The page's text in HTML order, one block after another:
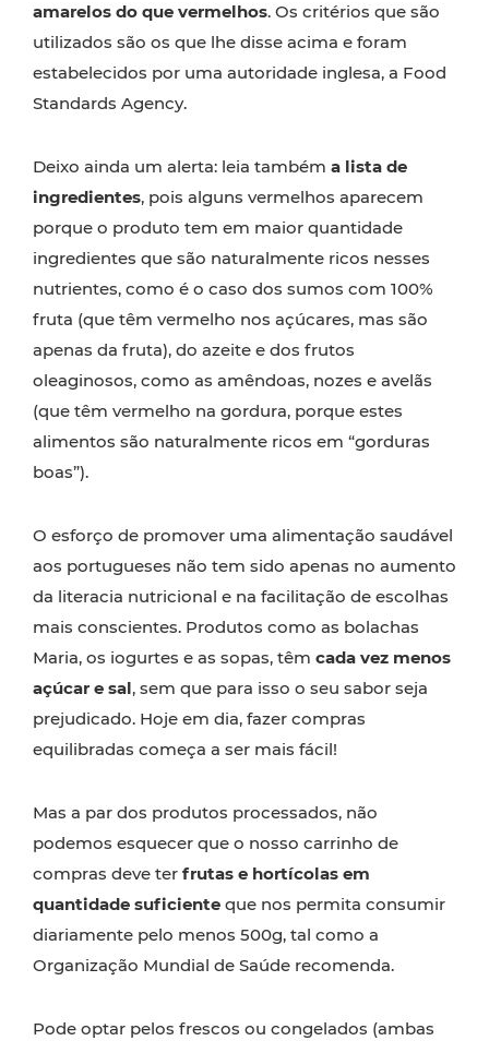
amarelos do que vermelhos. Os critérios que são
utilizados são os que lhe disse acima e foram
estabelecidos por uma autoridade inglesa, a Food
Standards Agency.
Deixo ainda um alerta: leia também a lista de
ingredientes, pois alguns vermelhos aparecem
porque o produto tem em maior quantidade
ingredientes que são naturalmente ricos nesses
nutrientes, como é o caso dos sumos com 100%
fruta (que têm vermelho nos açúcares, mas são
apenas da fruta), do azeite e dos frutos
oleaginosos, como as amêndoas, nozes e avelãs
(que têm vermelho na gordura, porque estes
alimentos são naturalmente ricos em “gorduras
boas”).
O esforço de promover uma alimentação saudável
aos portugueses não tem sido apenas no aumento
da literacia nutricional e na facilitação de escolhas
mais conscientes. Produtos como as bolachas
Maria, os iogurtes e as sopas, têm cada vez menos
açúcar e sal, sem que para isso o seu sabor seja
prejudicado. Hoje em dia, fazer compras
equilibradas começa a ser mais fácil!
Mas a par dos produtos processados, não
podemos esquecer que o nosso carrinho de
compras deve ter frutas e hortícolas em
quantidade suficiente que nos permita consumir
diariamente pelo menos 500g, tal como a
Organização Mundial de Saúde recomenda.
Pode optar pelos frescos ou congelados (ambas